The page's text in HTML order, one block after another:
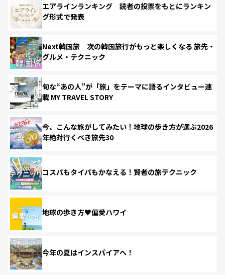
エアラインランキング 読者の投票をもとにランキン
グ形式で発表
Next韓国旅 次の韓国旅行がもっと楽しくなる 旅先・
グルメ・テクニック
旬な“あの人”が「旅」をテーマに語るインタビュー連
載 MY TRAVEL STORY
今、こんな旅がしてみたい！地球の歩き方が選ぶ2026
年絶対行くべき旅先30
コスパもタイパもかなえる！賢者の旅テクニック
地球の歩き方♥偏愛ハワイ
今年の夏はインスパイアへ！